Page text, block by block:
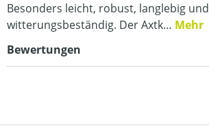
Besonders leicht, robust, langlebig und
witterungsbeständig. Der Axtk… Mehr
Bewertungen